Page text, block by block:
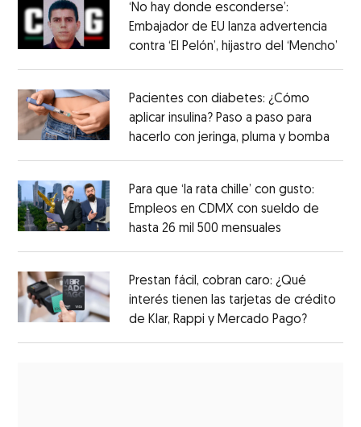
‘No hay donde esconderse’:
Embajador de EU lanza advertencia
contra ‘El Pelón’, hijastro del ‘Mencho’
Pacientes con diabetes: ¿Cómo
aplicar insulina? Paso a paso para
hacerlo con jeringa, pluma y bomba
Para que ‘la rata chille’ con gusto:
Empleos en CDMX con sueldo de
hasta 26 mil 500 mensuales
Prestan fácil, cobran caro: ¿Qué
interés tienen las tarjetas de crédito
de Klar, Rappi y Mercado Pago?